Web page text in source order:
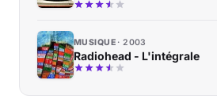
MUSIQUE 2003
Radiohead - L'intégrale